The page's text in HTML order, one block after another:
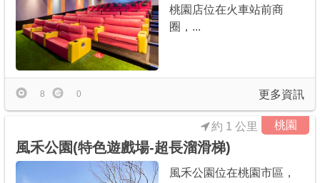
桃園店位在火車站前商
圈，...
更多資訊
8 0
桃園
約 1 公里
風禾公園(特色遊戲場-超長溜滑梯)
風禾公園位在桃園市區，